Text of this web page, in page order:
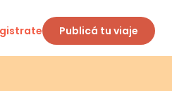
Publicá tu viaje